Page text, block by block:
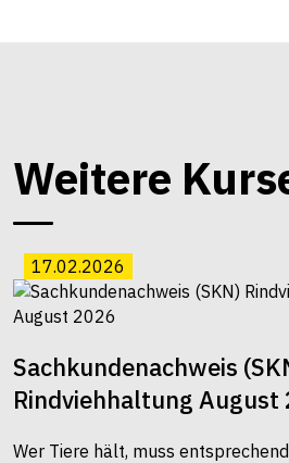
Weitere
17.02.2026
Sachkundenachweis
Rindviehhaltung August
Wer Tiere hält, muss